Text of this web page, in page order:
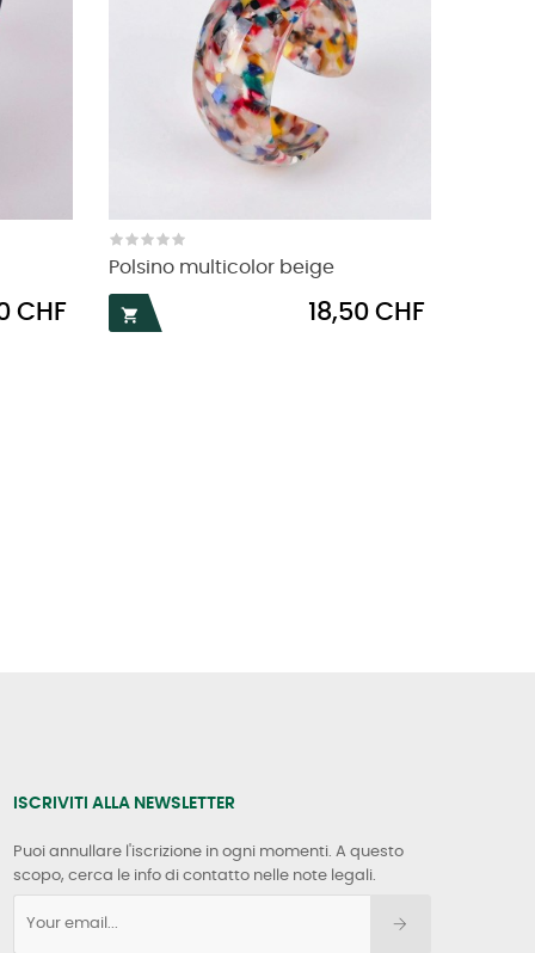
CHF
Polsino multicolor beige

Prezzo
18,50 CHF
ISCRIVITI ALLA NEWSLETTER
Puoi annullare l'iscrizione in ogni momenti. A questo
scopo, cerca le info di contatto nelle note legali.